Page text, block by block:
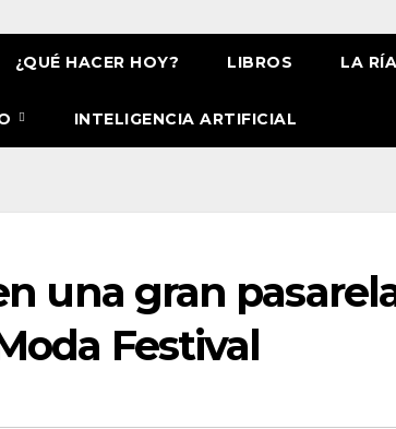
¿QUÉ HACER HOY? LIBROS LA
INTELIGENCIA ARTIFICIAL
una gran
Festival